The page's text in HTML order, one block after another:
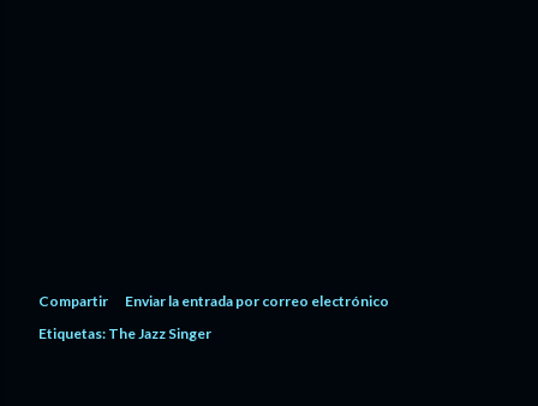
Compartir
Enviar la entrada por correo electrónico
Etiquetas: The Jazz Singer